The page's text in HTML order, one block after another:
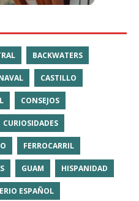
BACKWATERS
CASTILLO
CONSEJOS
CURIOSIDADES
FERROCARRIL
GUAM HISPANIDAD
ESPAÑOL